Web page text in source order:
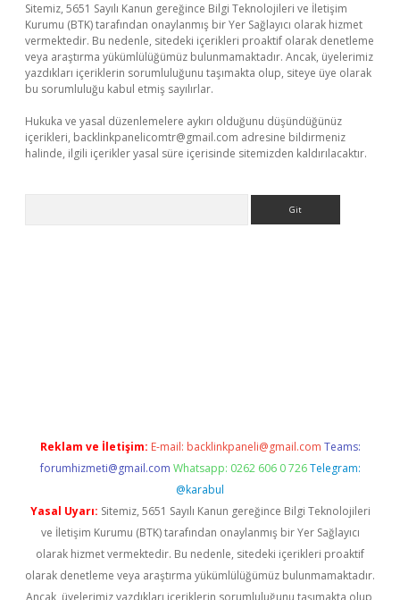
Sitemiz, 5651 Sayılı Kanun gereğince Bilgi Teknolojileri ve İletişim
Kurumu (BTK) tarafından onaylanmış bir Yer Sağlayıcı olarak hizmet
vermektedir. Bu nedenle, sitedeki içerikleri proaktif olarak denetleme
veya araştırma yükümlülüğümüz bulunmamaktadır. Ancak, üyelerimiz
yazdıkları içeriklerin sorumluluğunu taşımakta olup, siteye üye olarak
bu sorumluluğu kabul etmiş sayılırlar.
Hukuka ve yasal düzenlemelere aykırı olduğunu düşündüğünüz
içerikleri, backlinkpanelicomtr@gmail.com adresine bildirmeniz
halinde, ilgili içerikler yasal süre içerisinde sitemizden kaldırılacaktır.
Reklam ve İletişim: E-mail: backlinkpaneli@gmail.com Teams:
forumhizmeti@gmail.com Whatsapp: 0262 606 0 726 Telegram:
@karabul
Yasal Uyarı: Sitemiz, 5651 Sayılı Kanun gereğince Bilgi Teknolojileri
ve İletişim Kurumu (BTK) tarafından onaylanmış bir Yer Sağlayıcı
olarak hizmet vermektedir. Bu nedenle, sitedeki içerikleri proaktif
olarak denetleme veya araştırma yükümlülüğümüz bulunmamaktadır.
Ancak, üyelerimiz yazdıkları içeriklerin sorumluluğunu taşımakta olup,